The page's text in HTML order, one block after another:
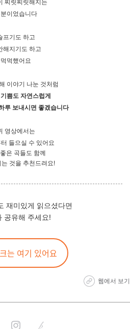
찌릿찌릿해지는
이었습니다
프기도 하고
해지기도 하고
먹먹했어요
이야기 나눈 것처럼
쁨도 자연스럽게
루 보내시면 좋겠습니다
영상에서는
들으실 수 있어요
은 곡들도 함께
는 것을 추천드려요!
재미있게 읽으셨다면
공유해 주세요!
는 여기 있어요
웹에서 보기